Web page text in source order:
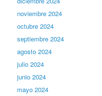
noviembre 2024
octubre 2024
septiembre 2024
agosto 2024
julio 2024
junio 2024
mayo 2024